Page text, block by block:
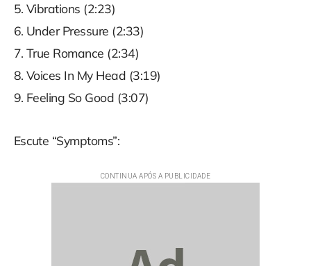
5. Vibrations (2:23)
6. Under Pressure (2:33)
7. True Romance (2:34)
8. Voices In My Head (3:19)
9. Feeling So Good (3:07)
Escute “Symptoms”: